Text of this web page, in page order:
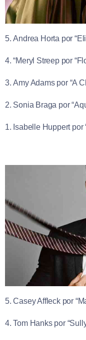
5. Andrea Horta por
4. “Meryl Streep por
3. Amy Adams por “A
2. Sonia Braga por
1. Isabelle Huppert por
5. Casey Affleck por
4. Tom Hanks por